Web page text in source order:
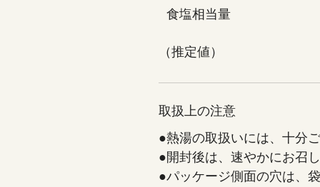
食塩相当量
（推定値）
取扱上の注意
●熱湯の取扱いには、十分
●開封後は、速やかにお召
●パッケージ側面の穴は、